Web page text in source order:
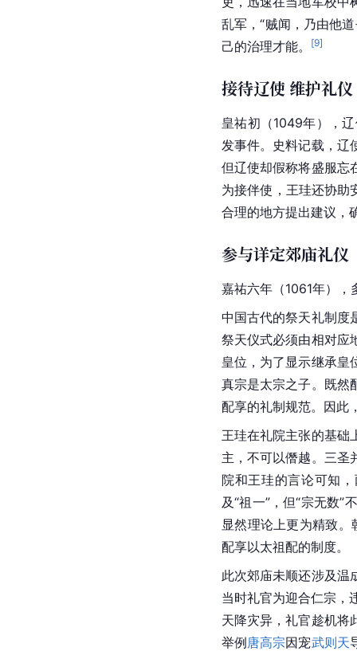
乱军，“贼闻，乃由他
己的治理才能。
[9]
接待辽使 维护礼仪
皇祐初（1049年），
发事件。史料记载，辽
但辽使却假称将盛服忘
为接伴使，王珪还协助
合理的地方提出建议，
参与详定郊庙礼仪
嘉祐六年（1061年）
中国古代的祭天礼制度
祭天仪式必须由相对应
皇位，为了显示继承皇
真宗是太宗之子。既然
配享的礼制规范。因此
王珪在礼院主张的基础
主，不可以僭越。三圣
院和王珪的言论可知
及“祖一”，但“宗无数
显然理论上更为精致
配享以太祖配的制度。
此次郊庙未顺还涉及温
当时礼官为迎合仁宗，
天降灾异，礼官趁机将
举例唐高宗因宠武则天